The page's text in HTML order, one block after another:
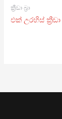
ක්‍රීඩා බ්‍රා
එක් උරහිස් ක්‍රීඩා